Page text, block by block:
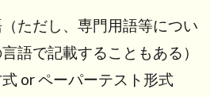
ただし、専門用語等につい
語で記載することもある）
or ペーパーテスト形式